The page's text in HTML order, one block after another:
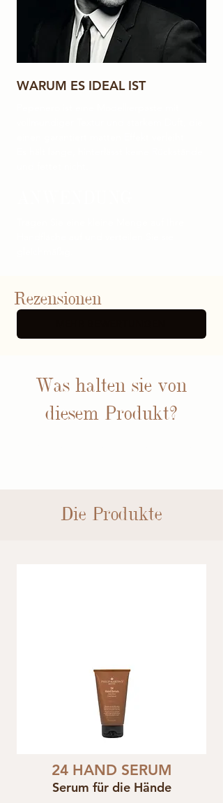
WARUM ES IDEAL IST
Rezensionen
Was halten sie von
diesem Produkt?
Die Produkte
24 HAND SERUM
Serum für die Hände